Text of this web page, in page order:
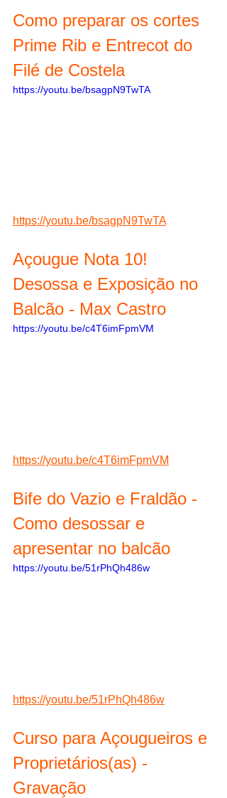
Como preparar os cortes
Prime Rib e Entrecot do
Filé de Costela
https://youtu.be/bsagpN9TwTA
https://youtu.be/bsagpN9TwTA
Açougue Nota 10!
Desossa e Exposição no
Balcão - Max Castro
https://youtu.be/c4T6imFpmVM
https://youtu.be/c4T6imFpmVM
Bife do Vazio e Fraldão -
Como desossar e
apresentar no balcão
https://youtu.be/51rPhQh486w
https://youtu.be/51rPhQh486w
Curso para Açougueiros e
Proprietários(as) -
Gravação